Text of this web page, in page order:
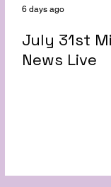
July 31st
News Live
6 days ago